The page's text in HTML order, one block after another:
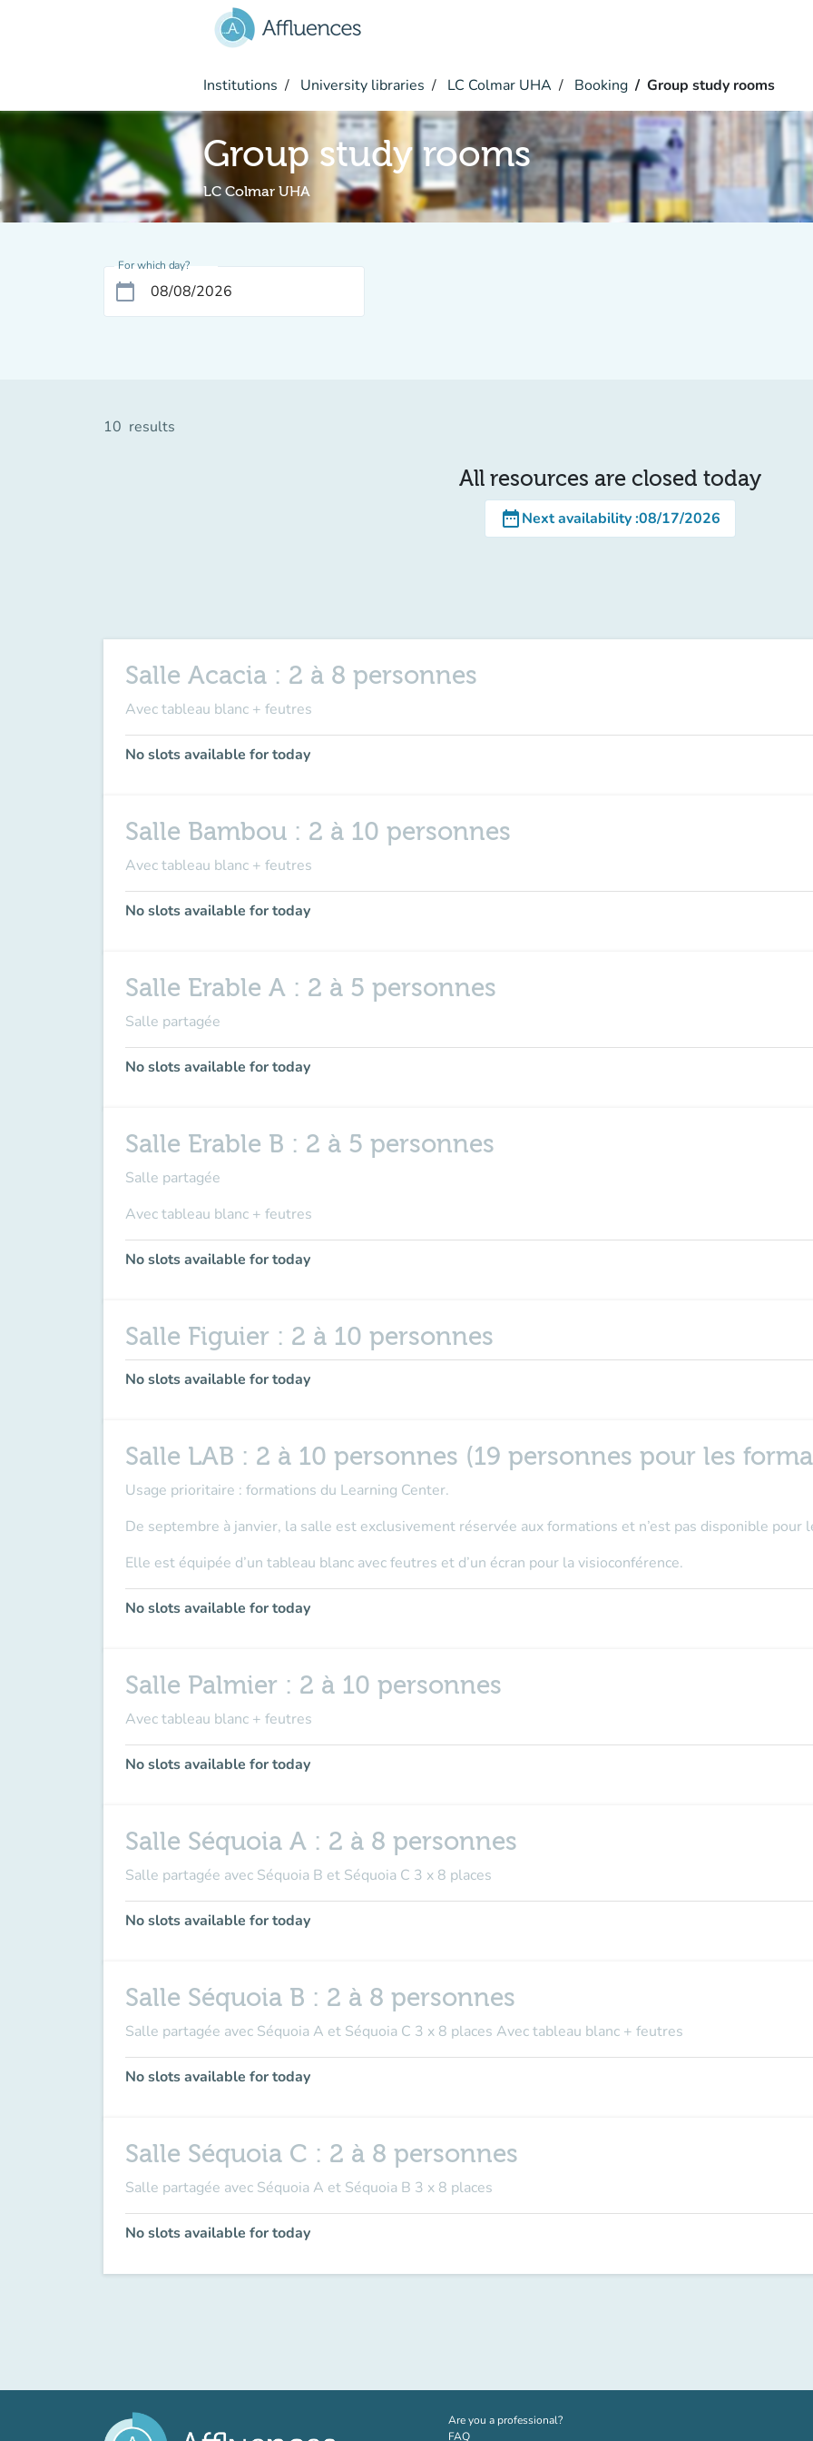
Institutions University libraries LC Colmar UHA Booking Group study rooms
Group study rooms
LC Colmar UHA
For which day?
calendar_today
10 results
All resources are closed today
date_rangeNext availability:08/17/2026
Salle Acacia : 2 à 8 personnes
Avec tableau blanc + feutres
No slots available for today
Salle Bambou : 2 à 10 personnes
Avec tableau blanc + feutres
No slots available for today
Salle Erable A : 2 à 5 personnes
Salle partagée
No slots available for today
Salle Erable B : 2 à 5 personnes
Salle partagée
Avec tableau blanc + feutres
No slots available for today
Salle Figuier : 2 à 10 personnes
No slots available for today
Salle LAB : 2 à 10 personnes (19 personnes pour les
Usage prioritaire : formations du Learning Center.
De septembre à janvier, la salle est exclusivement réservée aux formations et n’est pas disponible pour
Elle est équipée d’un tableau blanc avec feutres et d’un écran pour la visioconférence.
No slots available for today
Salle Palmier : 2 à 10 personnes
Avec tableau blanc + feutres
No slots available for today
Salle Séquoia A : 2 à 8 personnes
Salle partagée avec Séquoia B et Séquoia C 3 x 8 places
No slots available for today
Salle Séquoia B : 2 à 8 personnes
Salle partagée avec Séquoia A et Séquoia C 3 x 8 places Avec tableau blanc + feutres
No slots available for today
Salle Séquoia C : 2 à 8 personnes
Salle partagée avec Séquoia A et Séquoia B 3 x 8 places
No slots available for today
Are you a professional?(new tab)
FAQ